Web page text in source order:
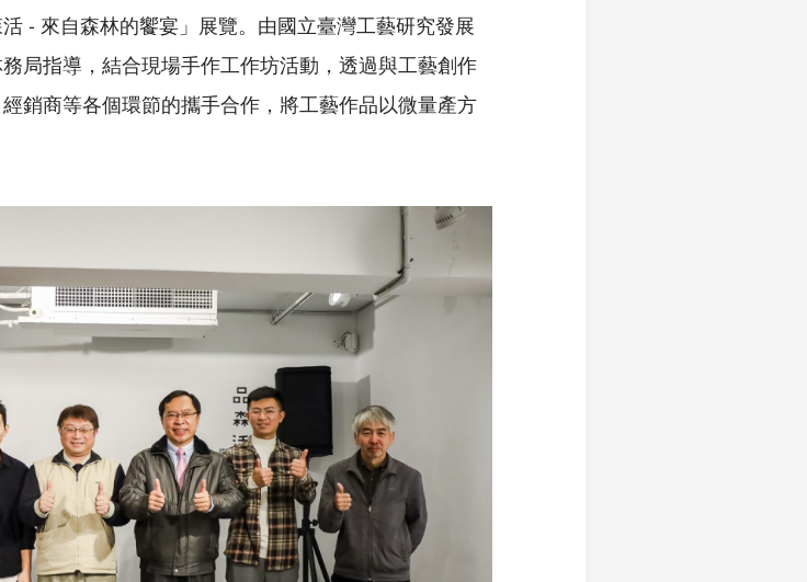
- 來自森林的饗宴」展覽。由國立臺灣工藝研究發展
局指導，結合現場手作工作坊活動，透過與工藝創作
銷商等各個環節的攜手合作，將工藝作品以微量產方